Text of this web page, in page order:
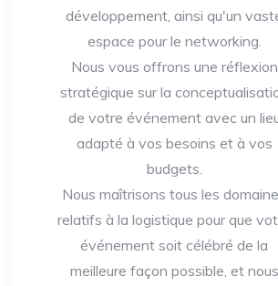
développement, ainsi qu'un
espace pour le networking.
Nous vous offrons une réflexion
stratégique sur la
de votre événement avec un
adapté à vos besoins et à vos
budgets.
Nous maîtrisons tous les
relatifs à la logistique pour que
événement soit célébré de la
meilleure façon possible, et nous